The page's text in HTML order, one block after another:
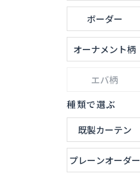
ボーダー
オーナメント柄
エバ柄
種類で選ぶ
既製カーテン
プレーンオーダー